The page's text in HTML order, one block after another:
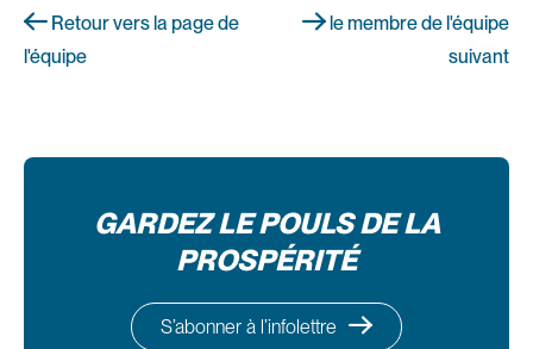
Retour vers la page de
l'équipe
le membre de l'équipe
suivant
GARDEZ LE POULS DE LA
PROSPÉRITÉ
S’abonner à l’infolettre